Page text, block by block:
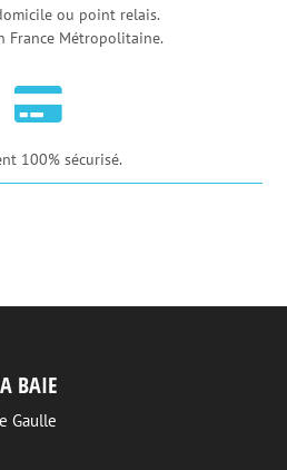
ou point relais.
France Métropolitaine.

100% sécurisé.
BAIE
Gaulle